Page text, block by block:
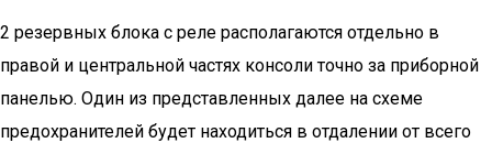
2 резервных блока с реле располагаются отдельно в
правой и центральной частях консоли точно за приборной
панелью. Один из представленных далее на схеме
предохранителей будет находиться в отдалении от всего